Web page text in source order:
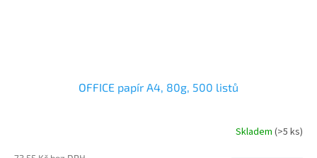
OFFICE papír A4, 80g, 500 listů
Skladem (>5 ks)